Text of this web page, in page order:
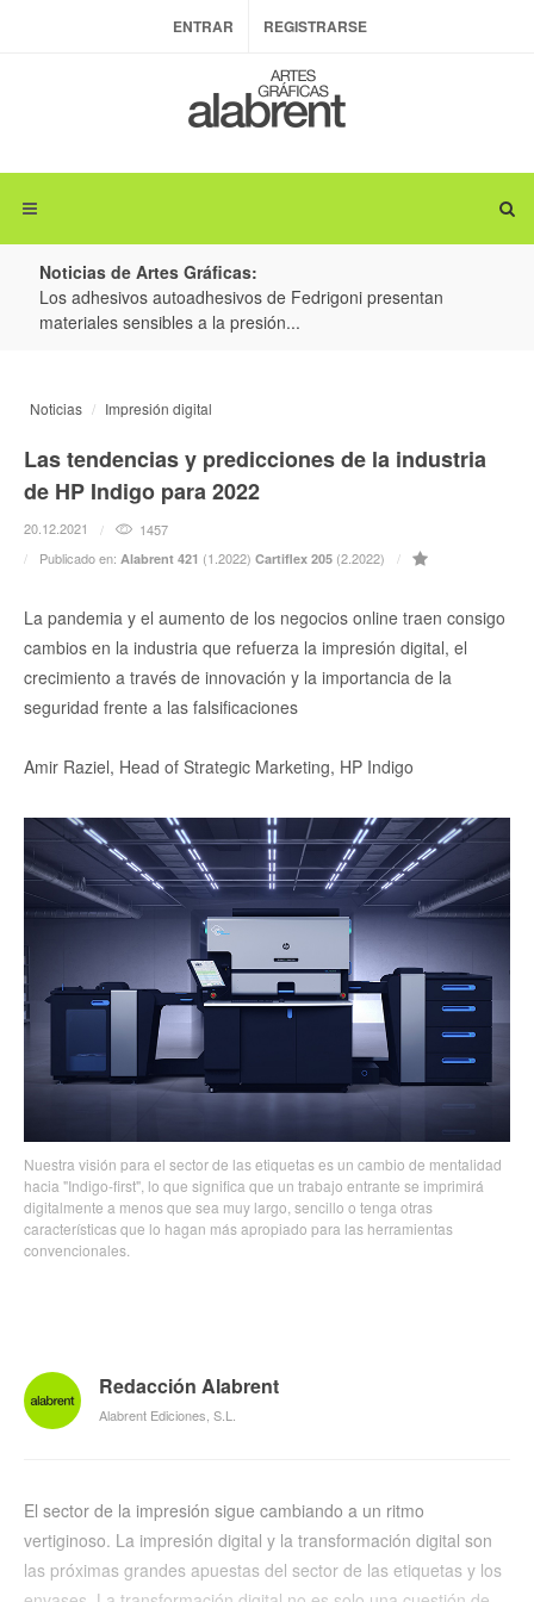
ENTRAR REGISTRARSE
Noticias de Artes Gráficas:
Los adhesivos autoadhesivos de Fedrigoni presentan
materiales sensibles a la presión...
Noticias Impresión digital
Las tendencias y predicciones de la industria
de HP Indigo para 2022
20.12.2021
1457
Publicado en: Alabrent 421 (1.2022) Cartiflex 205 (2.2022)
La pandemia y el aumento de los negocios online traen consigo
cambios en la industria que refuerza la impresión digital, el
crecimiento a través de innovación y la importancia de la
seguridad frente a las falsificaciones
Amir Raziel, Head of Strategic Marketing, HP Indigo
Nuestra visión para el sector de las etiquetas es un cambio de mentalidad
hacia "Indigo-first", lo que significa que un trabajo entrante se imprimirá
digitalmente a menos que sea muy largo, sencillo o tenga otras
características que lo hagan más apropiado para las herramientas
convencionales.
Redacción Alabrent
Alabrent Ediciones, S.L.
El sector de la impresión sigue cambiando a un ritmo
vertiginoso. La impresión digital y la transformación digital son
las próximas grandes apuestas del sector de las etiquetas y los